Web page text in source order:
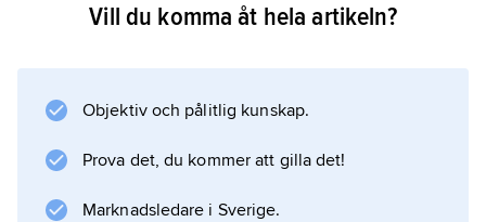
Vill du komma åt hela artikeln?
Objektiv och pålitlig kunskap.
Prova det, du kommer att gilla det!
Marknadsledare i Sverige.